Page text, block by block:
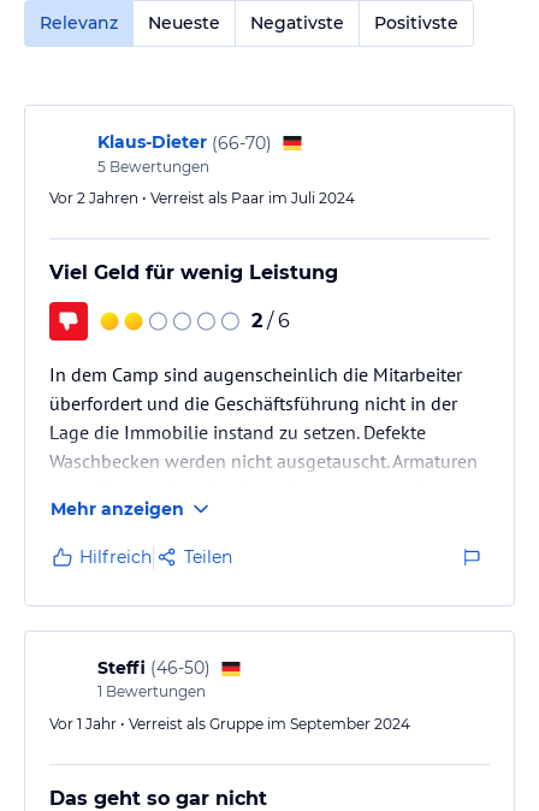
Relevanz
Neueste Negativste Positivste
Klaus-Dieter (66-70)
5 Bewertungen
Vor 2 Jahren • Verreist als Paar im Juli 2024
Viel Geld für wenig Leistung
2 / 6
In dem Camp sind augenscheinlich die Mitarbeiter
überfordert und die Geschäftsführung nicht in der
Lage die Immobilie instand zu setzen. Defekte
Waschbecken werden nicht ausgetauscht. Armaturen
die Schranken konnten nicht geschlossen werden,
mit entsprechenden Problemen bei der Ausfahrt.
Graffitis werden nicht beseitigt. Das WLAN ist
untragbar und die Kosten für das campeigene ist
überteuert.
Mehr anzeigen
Hilfreich Teilen
Steffi (46-50)
1 Bewertungen
Vor 1 Jahr • Verreist als Gruppe im September 2024
Das geht so gar nicht